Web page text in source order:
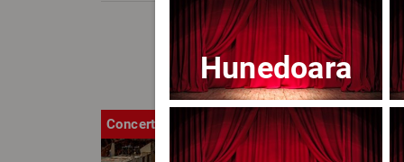
Concert
Hunedoara